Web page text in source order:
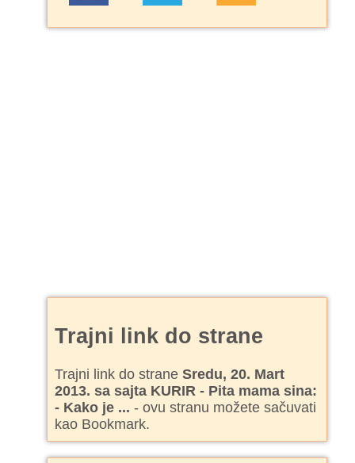
Trajni link do strane
Trajni link do straneSredu, 20. Mart
2013. sa sajta KURIR - Pita mama sina:
- Kako je ... - ovu stranu možete sačuvati
kao Bookmark.